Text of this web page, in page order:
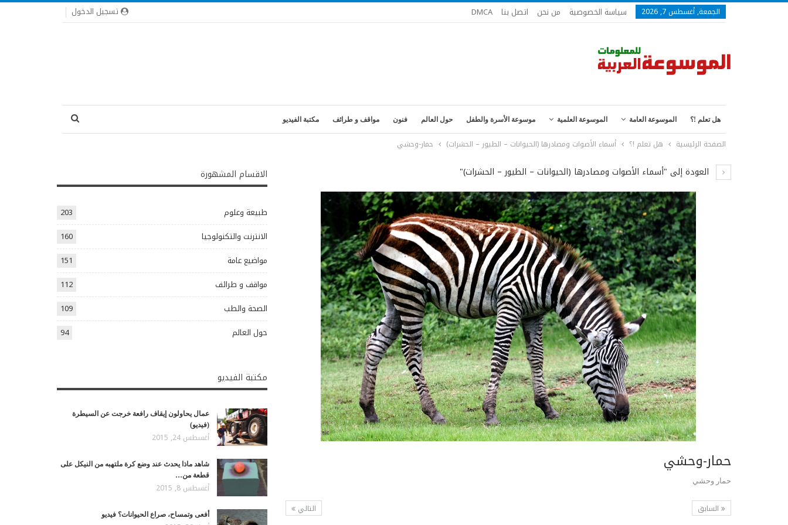
تسجيل الدخول الجمعة, أغسطس 7, 2026 سياسة الخصوصية من نحن اتصل بنا DMCA
هل تعلم !؟ الموسوعة العامة الموسوعة العلمية موسوعة الأسرة والطفل حول العالم فنون مواقف و طرائف مكتبة الفيديو
الصفحة الرئيسية هل تعلم !؟ أسماء الأصوات ومصادرها (الحيوانات – الطيور – الحشرات) حمار-وحشي
العودة إلى "أسماء الأصوات ومصادرها (الحيوانات – الطيور – الحشرات)"
حمار-وحشي
حمار وحشي
التالي السابق
الاقسام المشهورة
طبيعة وعلوم
203
الانترنت والتكنولوجيا
160
مواضيع عامة
151
مواقف و طرائف
112
الصحة والطب
109
حول العالم
94
مكتبة الفيديو
عمال يحاولون إيقاف رافعة خرجت عن السيطرة
(فيديو)
أغسطس 24, 2015
شاهد ماذا يحدث عند وضع كرة ملتهبه من النيكل على
قطعة من…
أغسطس 8, 2015
أفعى وتمساح، صراع الحيوانات؟ فيديو